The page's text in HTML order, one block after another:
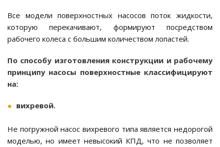
Все модели поверхностных насосов поток жидкости,
которую перекачивают, формируют посредством
рабочего колеса с большим количеством лопастей.
По способу изготовления конструкции и рабочему
принципу насосы поверхностные классифицируют
на:
вихревой.
Не погружной насос вихревого типа является недорогой
моделью, но имеет невысокий КПД, что не позволяет